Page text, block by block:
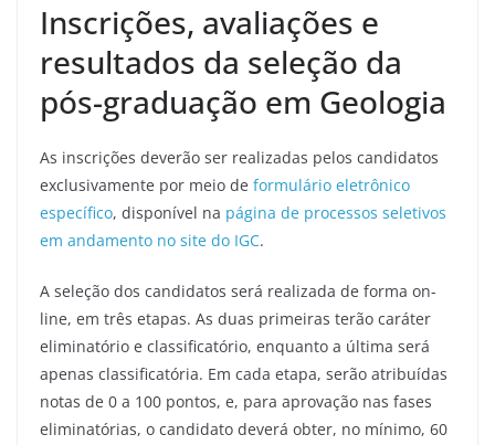
Inscrições, avaliações e
resultados da seleção da
pós-graduação em Geologia
As inscrições deverão ser realizadas pelos candidatos
exclusivamente por meio de formulário eletrônico
específico, disponível na página de processos seletivos
em andamento no site do IGC.
A seleção dos candidatos será realizada de forma on-
line, em três etapas. As duas primeiras terão caráter
eliminatório e classificatório, enquanto a última será
apenas classificatória. Em cada etapa, serão atribuídas
notas de 0 a 100 pontos, e, para aprovação nas fases
eliminatórias, o candidato deverá obter, no mínimo, 60